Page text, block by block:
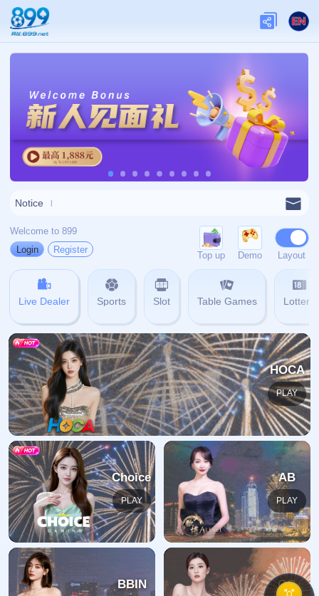
关于我们
关于九游娱乐
查看更多
网站首页 404
地址:
福建省漳州市芗城区石亭镇